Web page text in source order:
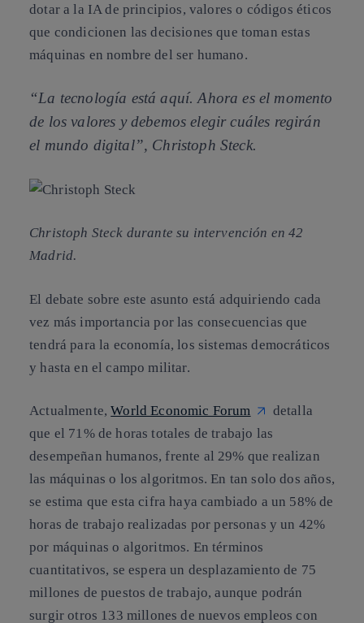
dotar a la IA de principios, valores o códigos éticos
que condicionen las decisiones que toman estas
máquinas en nombre del ser humano.
“La tecnología está aquí. Ahora es el momento
de los valores y debemos elegir cuáles regirán
el mundo digital”, Christoph Steck.
Christoph Steck durante su intervención en 42
Madrid.
El debate sobre este asunto está adquiriendo cada
vez más importancia por las consecuencias que
tendrá para la economía, los sistemas democráticos
y hasta en el campo militar.
Actualmente,World Economic Forum
detalla
que el 71% de horas totales de trabajo las
desempeñan humanos, frente al 29% que realizan
las máquinas o los algoritmos. En tan solo dos años,
se estima que esta cifra haya cambiado a un 58% de
horas de trabajo realizadas por personas y un 42%
por máquinas o algoritmos. En términos
cuantitativos, se espera un desplazamiento de 75
millones de puestos de trabajo, aunque podrán
surgir otros 133 millones de nuevos empleos con